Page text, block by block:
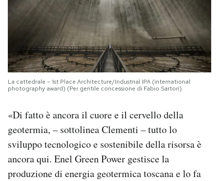
La cattedrale – 1st Place Architecture/Industrial IPA (international
photography award) (Per gentile concessione di Fabio Sartori)
«Di fatto è ancora il cuore e il cervello della
geotermia, – sottolinea Clementi – tutto lo
sviluppo tecnologico e sostenibile della risorsa è
ancora qui. Enel Green Power gestisce la
produzione di energia geotermica toscana e lo fa